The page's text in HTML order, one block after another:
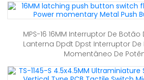
MPS-16 16MM Interruptor De
Lanterna Dpdt Dpst Interruptor
Momentâneo De